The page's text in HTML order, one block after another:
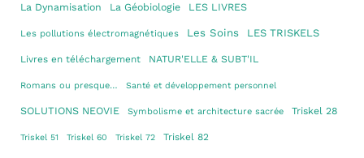
La Dynamisation La Géobiologie LES LIVRES
Les pollutions électromagnétiques Les Soins LES TRISKELS
Livres en téléchargement NATUR'ELLE & SUBT'IL
Romans ou presque… Santé et développement personnel
SOLUTIONS NEOVIE Symbolisme et architecture sacrée Triskel 28
Triskel 51 Triskel 60 Triskel 72 Triskel 82